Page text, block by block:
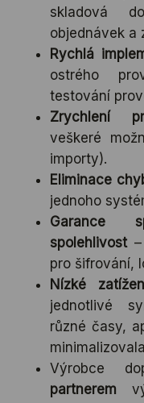
skladová
objednávek a
Rychlá
ostrého
testování
Zrychlení
veškeré
importy).
Eliminace
jednoho
Garance
spolehlivost–
pro šifrování,
Nízké
jednotlivé
různé časy,
Výrobce
partnerem